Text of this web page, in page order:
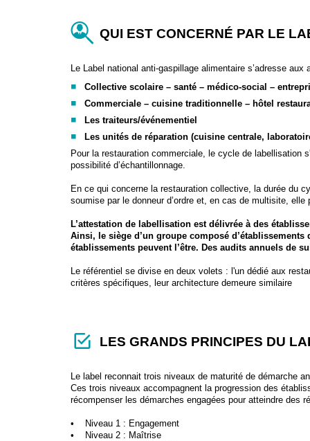
QUI EST CONCERNÉ PAR LE
Le Label national anti-gaspillage alimentaire s’adresse
Collective scolaire – santé – médico-social –
Commerciale – cuisine traditionnelle – hôtel
Les traiteurs/événementiel
Les unités de réparation (cuisine centrale,
Pour la restauration commerciale, le cycle de labellisation
possibilité d’échantillonnage.
En ce qui concerne la restauration collective, la durée du
soumise par le donneur d’ordre et, en cas de multisite, elle
L’attestation de labellisation est délivrée à des
Ainsi, le siège d’un groupe composé
établissements peuvent l’être. Des audits annuels de
Le référentiel se divise en deux volets : l'un dédié aux
critères spécifiques, leur architecture demeure similaire
LES GRANDS PRINCIPES DU
Le label reconnait trois niveaux de maturité de démarche
Ces trois niveaux accompagnent la progression des
récompenser les démarches engagées pour atteindre des
• Niveau 1 : Engagement
• Niveau 2 : Maîtrise